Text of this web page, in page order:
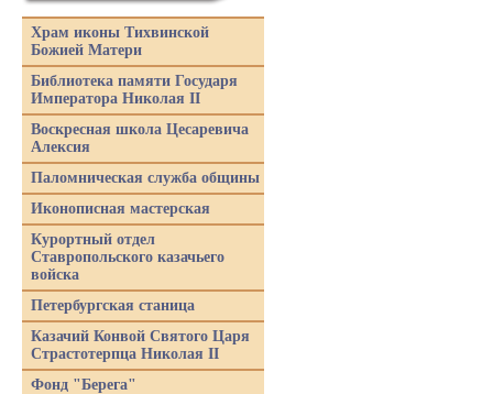
Храм иконы Тихвинской
Божией Матери
Библиотека памяти Государя
Императора Николая II
Воскресная школа Цесаревича
Алексия
Паломническая служба общины
Иконописная мастерская
Курортный отдел
Ставропольского казачьего
войска
Петербургская станица
Казачий Конвой Святого Царя
Страстотерпца Николая II
Фонд "Берега"